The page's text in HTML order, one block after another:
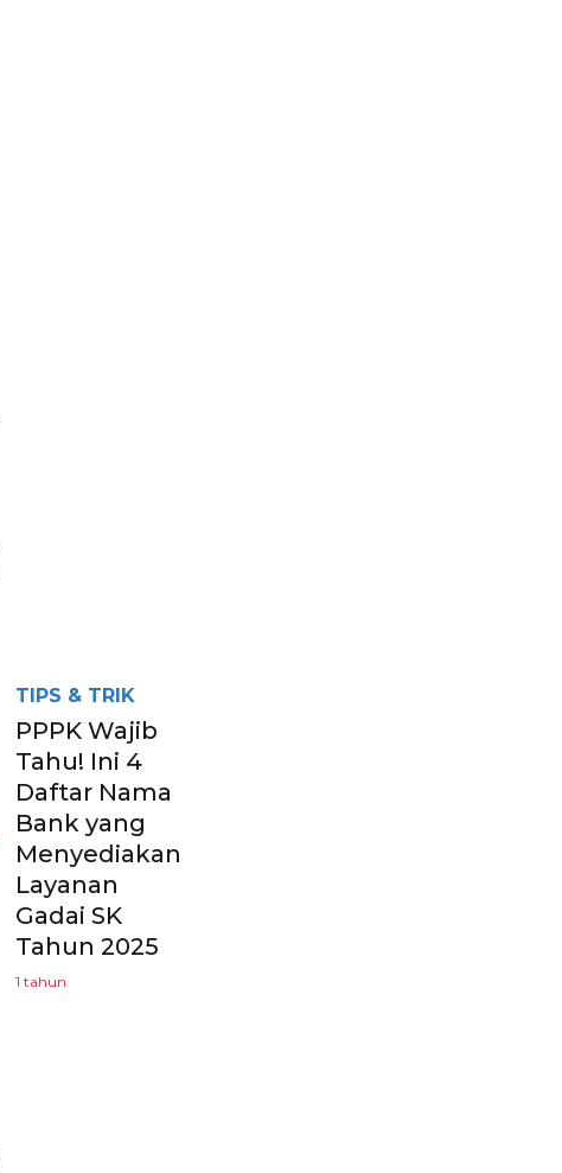
TIPS & TRIK
PPPK Wajib
Tahu! Ini 4
Daftar Nama
Bank yang
Menyediakan
Layanan
Gadai SK
Tahun 2025
1 tahun